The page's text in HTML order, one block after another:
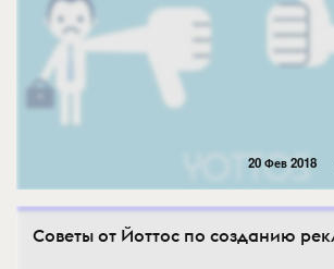
20 Фев 2018
Советы от Йоттос по созданию